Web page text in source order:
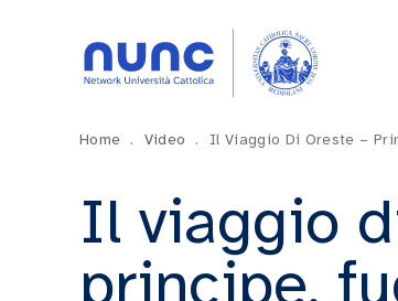
Home . Video . Il Viaggio Di Oreste –
Il viaggio
principe,